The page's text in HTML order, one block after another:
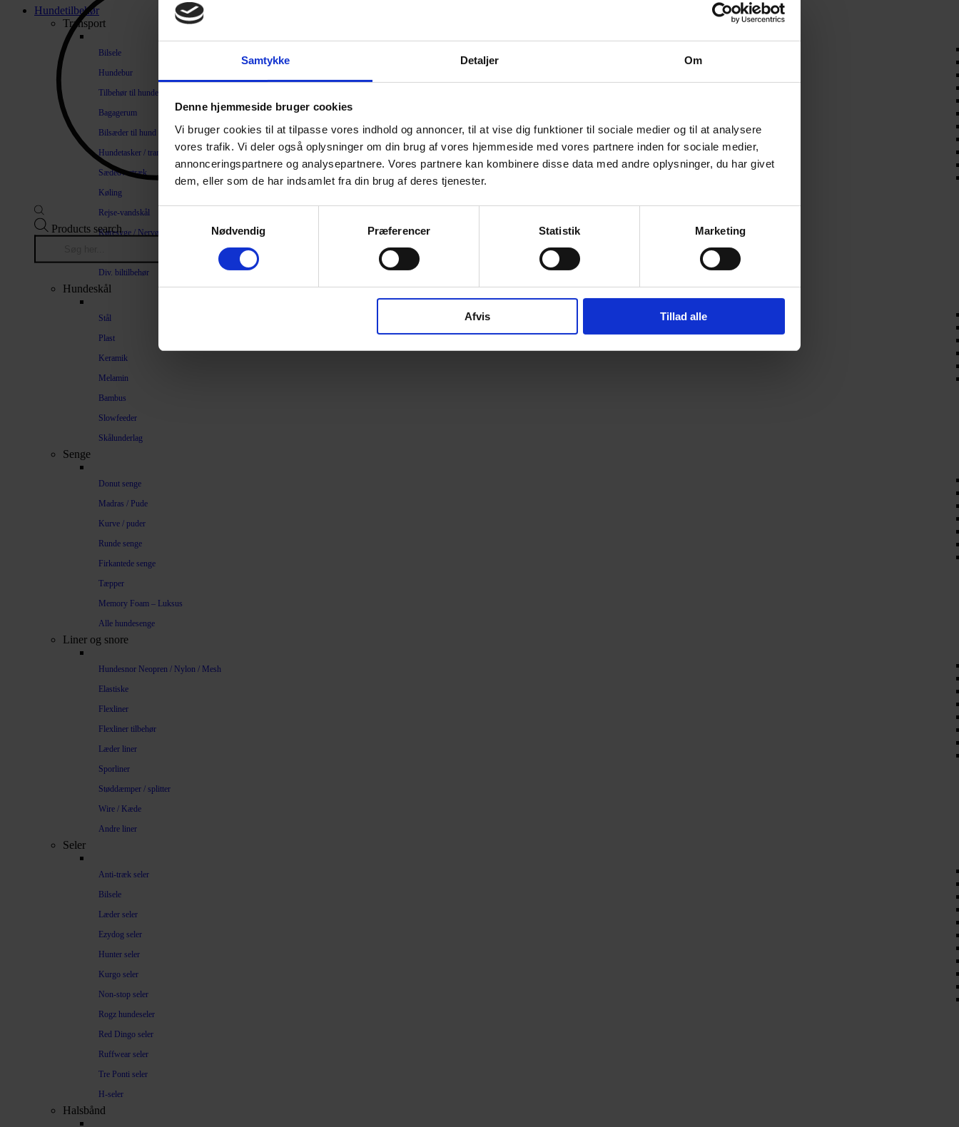
Samtykke Detaljer Om
Denne hjemmeside bruger cookies
Vi bruger cookies til at tilpasse vores indhold og annoncer, til at vise dig funktioner til sociale medier og til at analysere
vores trafik. Vi deler også oplysninger om din brug af vores hjemmeside med vores partnere inden for sociale medier,
annonceringspartnere og analysepartnere. Vores partnere kan kombinere disse data med andre oplysninger, du har givet
dem, eller som de har indsamlet fra din brug af deres tjenester.
Nødvendig
Præferencer Statistik Marketing
Afvis Tillad alle
Hundetilbehør
Transport
Bilsele
Hundebur
Tilbehør til hundebure
Bagagerum
Bilsæder til hund
Hundetasker / transportkasser
Sædeovertræk
Køling
Rejse-vandskål
Køresyge / Nervøsitet
Div. biltilbehør
Hundeskål
Stål
Plast
Keramik
Melamin
Bambus
Slowfeeder
Skålunderlag
Senge
Donut senge
Madras / Pude
Kurve / puder
Runde senge
Firkantede senge
Tæpper
Memory Foam – Luksus
Alle hundesenge
Liner og snore
Hundesnor Neopren / Nylon / Mesh
Elastiske
Flexliner
Flexliner tilbehør
Læder liner
Sporliner
Støddæmper / splitter
Wire / Kæde
Andre liner
Seler
Anti-træk seler
Bilsele
Læder seler
Ezydog seler
Hunter seler
Kurgo seler
Non-stop seler
Rogz hundeseler
Red Dingo seler
Ruffwear seler
Tre Ponti seler
H-seler
Halsbånd
Products search